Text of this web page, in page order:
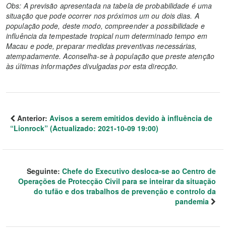
Obs: A previsão apresentada na tabela de probabilidade é uma
situação que pode ocorrer nos próximos um ou dois dias. A
população pode, deste modo, compreender a possibilidade e
influência da tempestade tropical num determinado tempo em
Macau e pode, preparar medidas preventivas necessárias,
atempadamente. Aconselha-se à população que preste atenção
às últimas informações divulgadas por esta direcção.
Anterior: Avisos a serem emitidos devido à influência de
“Lionrock” (Actualizado: 2021-10-09 19:00)
Seguinte: Chefe do Executivo desloca-se ao Centro de
Operações de Protecção Civil para se inteirar da situação
do tufão e dos trabalhos de prevenção e controlo da
pandemia